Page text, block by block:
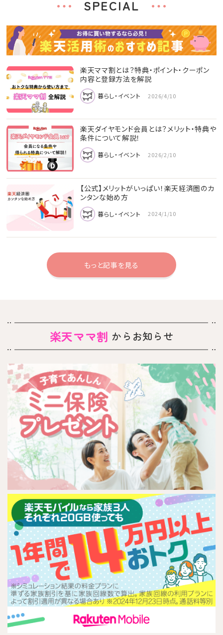
SPECIAL
楽天ママ割とは？特典・ポイント・クーポン
内容と登録方法を解説
暮らし・イベント 2026/4/10
楽天ダイヤモンド会員とは？メリット・特典や
条件について解説！
暮らし・イベント 2026/2/10
【公式】メリットがいっぱい！楽天経済圏のカ
ンタンな始め方
暮らし・イベント 2024/1/10
もっと記事を見る
楽天ママ割 からお知らせ